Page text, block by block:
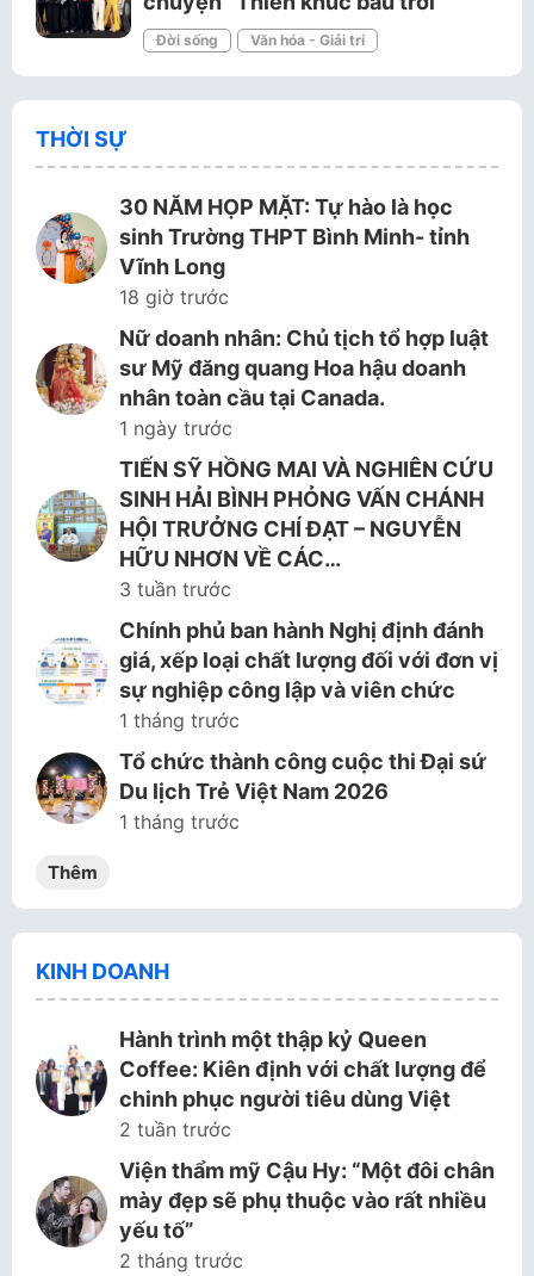
Đời sống Văn hóa - Giải trí
THỜI SỰ
30 NĂM HỌP MẶT: Tự hào là học
sinh Trường THPT Bình Minh- tỉnh
Vĩnh Long
18 giờ trước
Nữ doanh nhân: Chủ tịch tổ hợp luật
sư Mỹ đăng quang Hoa hậu doanh
nhân toàn cầu tại Canada.
1 ngày trước
TIẾN SỸ HỒNG MAI VÀ NGHIÊN CỨU
SINH HẢI BÌNH PHỎNG VẤN CHÁNH
HỘI TRƯỞNG CHÍ ĐẠT – NGUYỄN
HỮU NHƠN VỀ CÁC…
3 tuần trước
Chính phủ ban hành Nghị định đánh
giá, xếp loại chất lượng đối với đơn vị
sự nghiệp công lập và viên chức
1 tháng trước
Tổ chức thành công cuộc thi Đại sứ
Du lịch Trẻ Việt Nam 2026
1 tháng trước
Thêm
KINH DOANH
Hành trình một thập kỷ Queen
Coffee: Kiên định với chất lượng để
chinh phục người tiêu dùng Việt
2 tuần trước
Viện thẩm mỹ Cậu Hy: “Một đôi chân
mày đẹp sẽ phụ thuộc vào rất nhiều
yếu tố”
2 tháng trước